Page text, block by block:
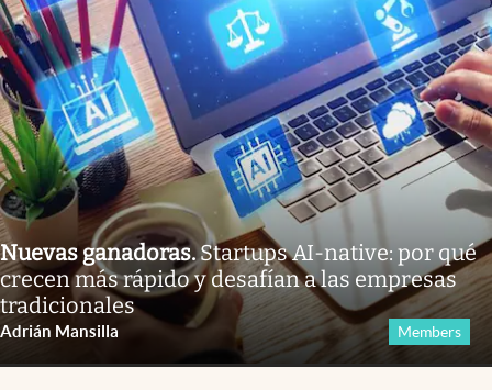
Nuevas ganadoras.Startups AI-native: por qué
crecen más rápido y desafían a las empresas
tradicionales
Adrián Mansilla Members